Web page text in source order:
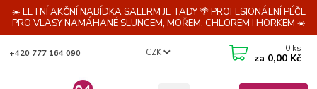
☀️ LETNÍ AKČNÍ NABÍDKA SALERM JE TADY 🌴 PROFESIONÁLNÍ PÉČE
PRO VLASY NAMÁHANÉ SLUNCEM, MOŘEM, CHLOREM I HORKEM ☀️
CZK
+420 777 164 090 0 ks
za 0,00 Kč